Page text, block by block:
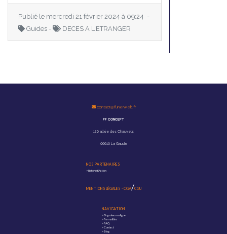
Publié le mercredi 21 février 2024 à 09:24 -
Guides -
DECES A L'ETRANGER
contact@funerweb.fr
PF CONCEPT
120 allée des Chauvets
06610 La Gaude
NOS PARTENAIRES
> Reforest'Action
MENTIONS LÉGALES - CGV/CGU
NAVIGATION
>Organisez en ligne
>Formalités
>FAQ
>Contact
> Blog